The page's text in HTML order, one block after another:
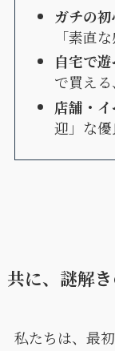
ガチの
「素直
自宅で
で買え
店舗・イ
迎」な
共に、謎解
私たちは、最